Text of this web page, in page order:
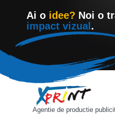
Ai o idee? Noi o
impact vizual .
Agentie de productie